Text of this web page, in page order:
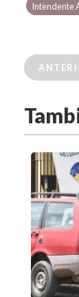
Intendente